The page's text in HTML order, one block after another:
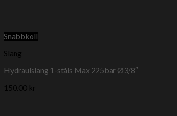
Snabbkoll
Slang
Hydraulslang 1-ståls Max 225bar Ø3/8″
150.00 kr